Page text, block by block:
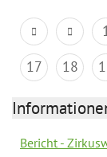
17
18
Bericht -